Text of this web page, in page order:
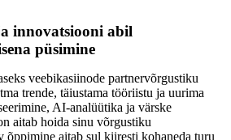
innovatsiooni abil
püsimine
veebikasiinode partnervõrgustiku
trende, täiustama tööriistu ja uurima
AI-analüütika ja värske
aitab hoida sinu võrgustiku
õppimine aitab sul kiiresti kohaneda turu